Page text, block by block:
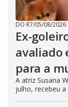
DO R7/05/08/2026
Ex-
avaliado
para a
A atriz Susana
julho, recebeu